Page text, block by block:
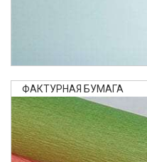
ФАКТУРНАЯ БУМАГА